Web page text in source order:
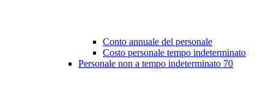
Conto annuale del personale
Costo personale tempo indeterminato
Personale non a tempo indeterminato 70